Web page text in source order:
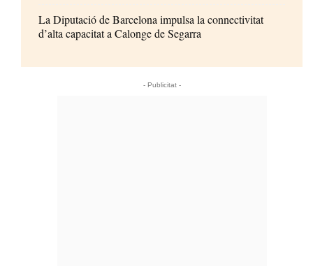
La Diputació de Barcelona impulsa la connectivitat
d’alta capacitat a Calonge de Segarra
- Publicitat -